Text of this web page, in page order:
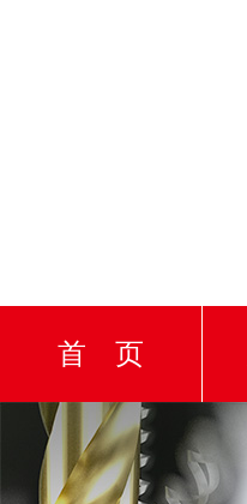
首 页
厂房设备